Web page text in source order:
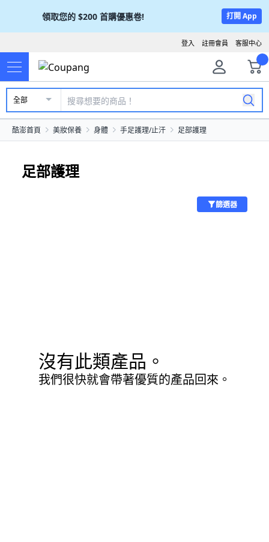
領取您的 $200 首購優惠卷! 打開 App
客服中心
註冊會員
登入
全部
酷澎首頁 美妝保養 身體 手足護理/止汗 足部護理
足部護理
篩選器
沒有此類產品。
我們很快就會帶著優質的產品回來。